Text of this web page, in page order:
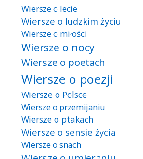
Wiersze o lecie
Wiersze o ludzkim życiu
Wiersze o miłości
Wiersze o nocy
Wiersze o poetach
Wiersze o poezji
Wiersze o Polsce
Wiersze o przemijaniu
Wiersze o ptakach
Wiersze o sensie życia
Wiersze o snach